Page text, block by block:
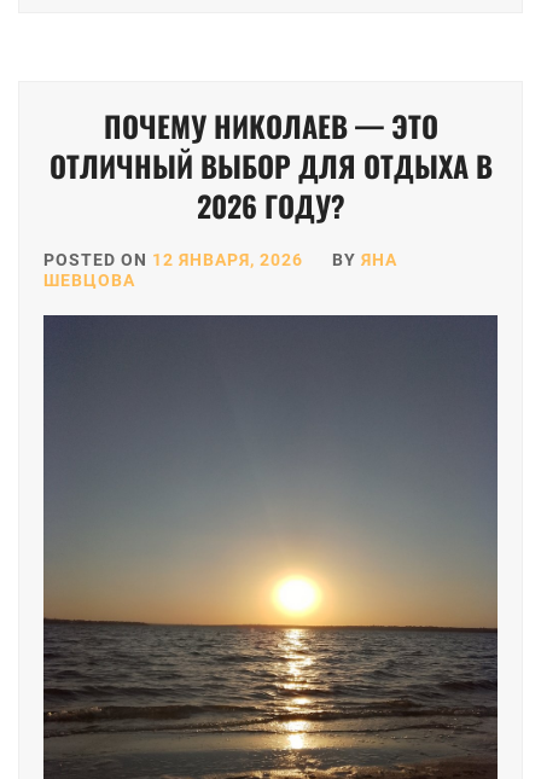
ПОЧЕМУ НИКОЛАЕВ — ЭТО
ОТЛИЧНЫЙ ВЫБОР ДЛЯ ОТДЫХА В
2026 ГОДУ?
POSTED ON 12 ЯНВАРЯ, 2026 BY ЯНА
ШЕВЦОВА